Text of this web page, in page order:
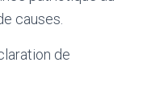
causes.
de